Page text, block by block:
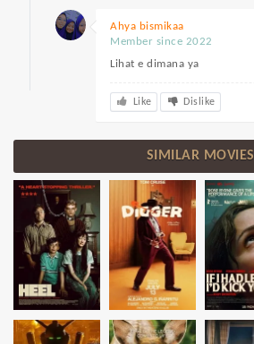
Ahya bismikaa
Member since 2022
Lihat e dimana ya
Like Dislike
SIMILAR MOVIES